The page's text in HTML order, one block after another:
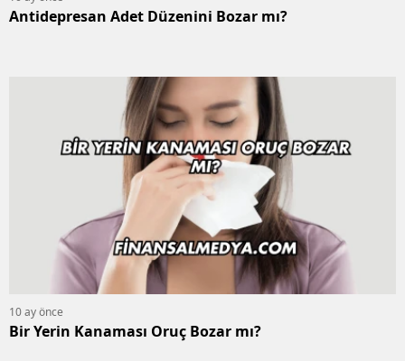
Antidepresan Adet Düzenini Bozar mı?
10 ay önce
Bir Yerin Kanaması Oruç Bozar mı?